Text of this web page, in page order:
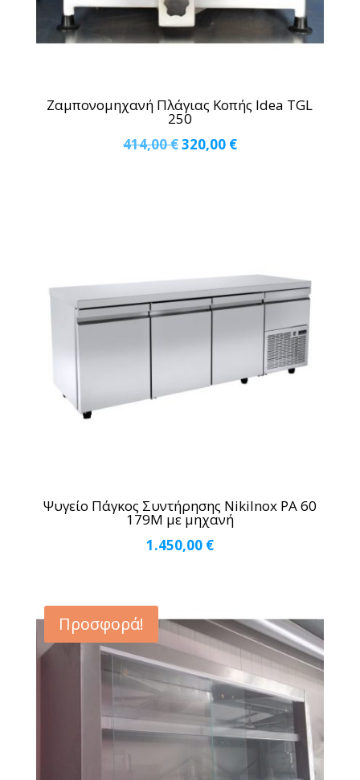
Ζαμπονομηχανή Πλάγιας Κοπής Idea TGL
250
414,00€Original
320,00 €Η
Ψυγείο Πάγκος Συντήρησης NikiInox PA 60
179M με μηχανή
1.450,00 €
Προσφορά!